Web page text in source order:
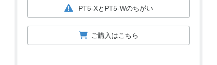
PT5-XとPT5-Wのちがい
ご購入はこちら